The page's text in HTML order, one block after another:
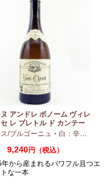
ヌ アンドレ ボノーム ヴィレ
レ プレトル ド カンテー
750ml
/ブルゴーニュ ・ 白：辛口
9,240円（税込）
から産まれるパワフル且つエ
な一本